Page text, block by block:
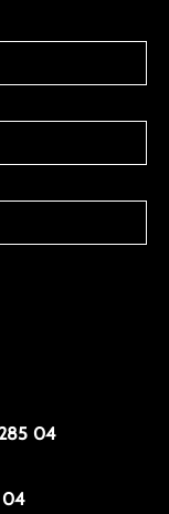
04
04